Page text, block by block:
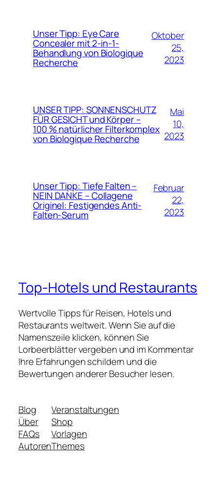
Unser Tipp: Eye Care
Concealer mit 2-in-1-
Behandlung von Biologique
Recherche
Oktober
25,
2023
UNSER TIPP: SONNENSCHUTZ
FÜR GESICHT und Körper –
100 % natürlicher Filterkomplex
von Biologique Recherche
Mai
10,
2023
Unser Tipp: Tiefe Falten –
NEIN DANKE – Collagene
Originel: Festigendes Anti-
Falten-Serum
Februar
22,
2023
Top-Hotels und Restaurants
Wertvolle Tipps für Reisen, Hotels und
Restaurants weltweit. Wenn Sie auf die
Namenszeile klicken, können Sie
Lorbeerblätter vergeben und im Kommentar
Ihre Erfahrungen schildern und die
Bewertungen anderer Besucher lesen.
Blog
Über
FAQs
Autoren
Veranstaltungen
Shop
Vorlagen
Themes